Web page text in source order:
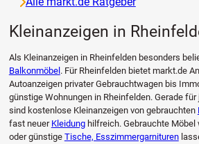
Kleinanzeigen in
Als Kleinanzeigen in Rheinfelden besonders
Balkonmöbel . Für Rheinfelden bietet markt.de
Autoanzeigen privater Gebrauchtwagen bis
günstige Wohnungen in Rheinfelden. Gerade
sind kostenlose Kleinanzeigen von gebrauchten
fast neuer Kleidunghilfreich. Gebrauchte Möbel
oder günstige Tische, Esszimmergarnituren